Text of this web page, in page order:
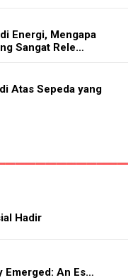
Energi, Mengapa
Sangat Rele…
Atas Sepeda yang
Hadir
Emerged: An Es…